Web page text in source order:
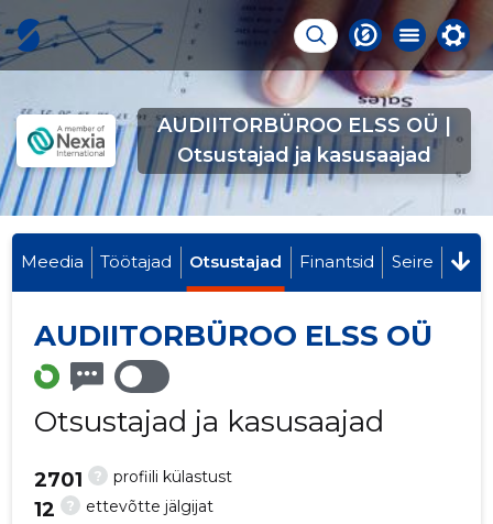
AUDIITORBÜROO ELSS OÜ |
Otsustajad ja kasusaajad
Meedia Töötajad Otsustajad Finantsid Seire
AUDIITORBÜROO ELSS OÜ
Otsustajad ja kasusaajad
? profiili külastust
2701
? ettevõtte jälgijat
12